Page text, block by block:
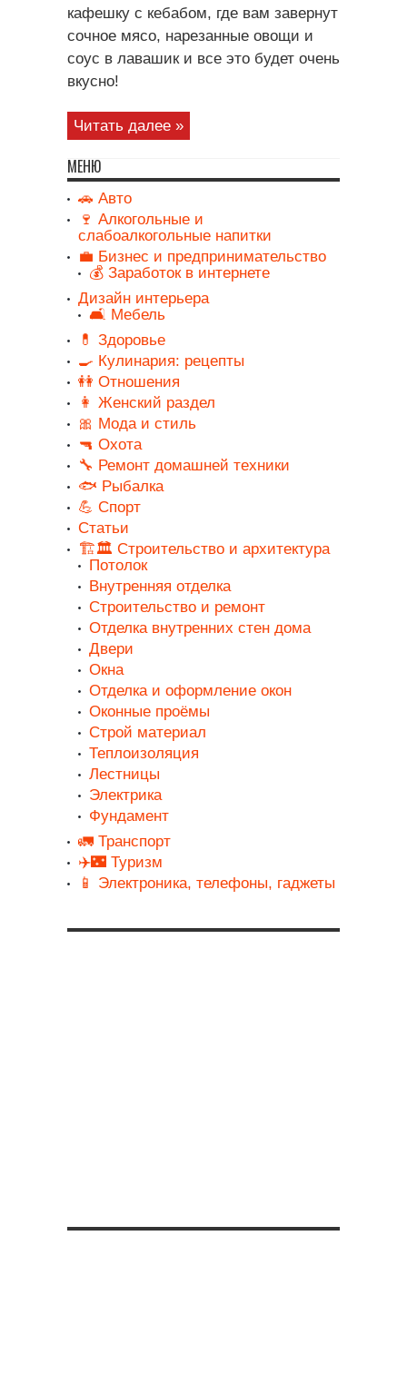
кафешку с кебабом, где вам завернут
сочное мясо, нарезанные овощи и
соус в лавашик и все это будет очень
вкусно!
Читать далее »
МЕНЮ
🚗 Авто
🍷 Алкогольные и
слабоалкогольные напитки
💼 Бизнес и предпринимательство
💰 Заработок в интернете
Дизайн интерьера
🛋️ Мебель
💊 Здоровье
🍳 Кулинария: рецепты
👭 Отношения
👩 Женский раздел
🎀 Мода и стиль
🔫 Охота
🔧 Ремонт домашней техники
🐟 Рыбалка
💪 Спорт
Статьи
🏗️🏛️ Строительство и архитектура
Потолок
Внутренняя отделка
Строительство и ремонт
Отделка внутренних стен дома
Двери
Окна
Отделка и оформление окон
Оконные проёмы
Строй материал
Теплоизоляция
Лестницы
Электрика
Фундамент
🚛 Транспорт
✈️🌃 Туризм
📱 Электроника, телефоны, гаджеты